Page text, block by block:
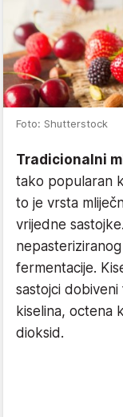
Foto: Shutterstock
Tradicionalni
tako popularan
to je vrsta
vrijedne
fermentacije.
sastojci
kiselina, octena
dioksid.